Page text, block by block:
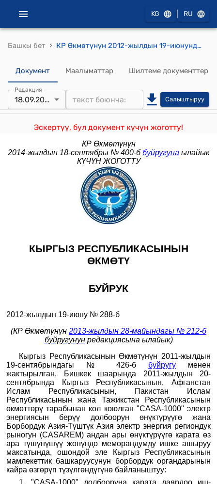
KG RU
Башкы бет › КР Өкмөтүнүн 2012-жылдын 19-июнундагы № 288-б ("САSА-1000" долбооруна карата даярдоо иш-чараларын координациялоо боюнча жумушчу топ түзүлүшү боюнча) буйругу
Документ Маалыматтар Шилтеме документтер
Редакция
18.09.2014 Салыштыруу
Эскертүү, бул документ күчүн жоготту!